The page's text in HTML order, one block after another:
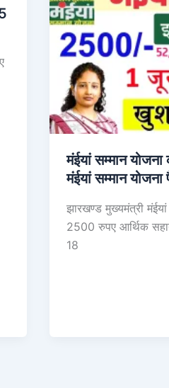
मंईयां सम्मान
मंईयां सम्मान
झारखण्ड मुख्यमंत्री
2500 रुपए आर्थिक
18